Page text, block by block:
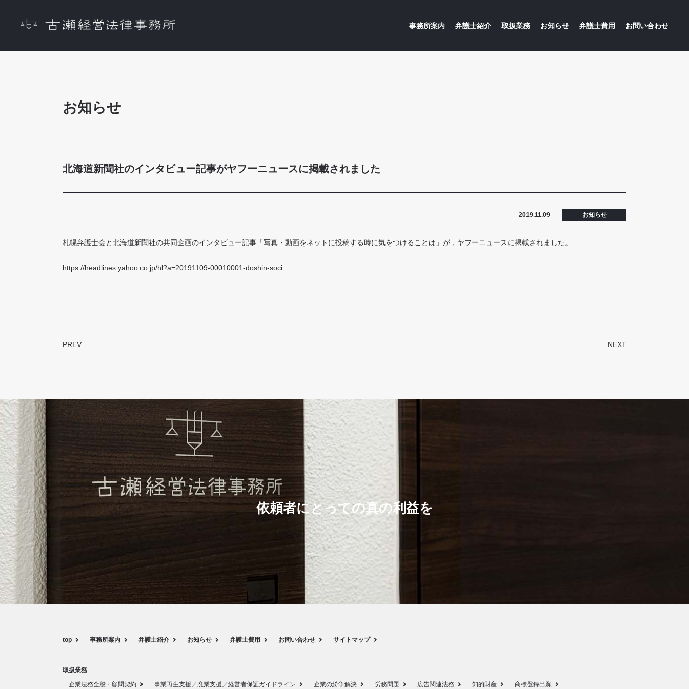
事務所案内 弁護士紹介 取扱業務 お知らせ 弁護士費用 お問い合わせ
お知らせ
北海道新聞社のインタビュー記事がヤフーニュースに掲載されました
2019.11.09 お知らせ
札幌弁護士会と北海道新聞社の共同企画のインタビュー記事「写真・動画をネットに投稿する時に気をつけることは」が，ヤフーニュースに掲載されました。
https://headlines.yahoo.co.jp/hl?a=20191109-00010001-doshin-soci
PREV NEXT
依頼者にとっての真の利益を
top 事務所案内 弁護士紹介 お知らせ 弁護士費用 お問い合わせ サイトマップ
取扱業務
企業法務全般・顧問契約
事業再生支援／廃業支援／経営者保証ガイドライン 企業の紛争解決 労務問題 広告関連法務 知的財産 商標登録出願